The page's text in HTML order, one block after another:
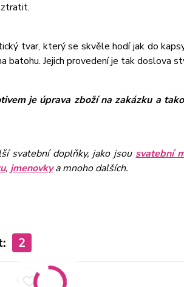
ztratit.
tvar, který se skvěle hodí jak do
batohu. Jejich provedení je tak doslova
je úprava zboží na zakázku a
svatební doplňky, jako jsou svatební
, jmenovkya mnoho dalších.
2